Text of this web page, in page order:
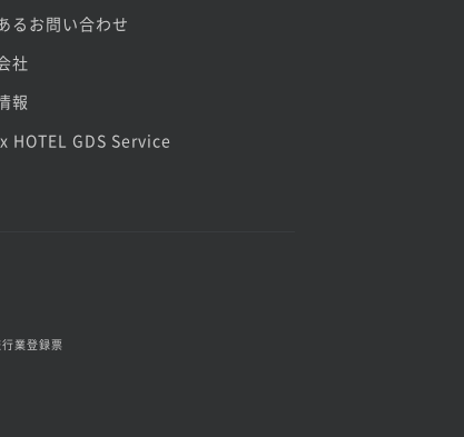
るお問い合わせ
社
報
HOTEL GDS Service
業登録票